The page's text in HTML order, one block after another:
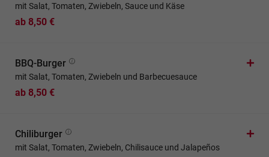
mit Salat, Tomaten, Zwiebeln, Sauce und Käse
ab 8,50 €
BBQ-Burger
mit Salat, Tomaten, Zwiebeln und Barbecuesauce
ab 8,50 €
Chiliburger
mit Salat, Tomaten, Zwiebeln, Chilisauce und Jalapeños